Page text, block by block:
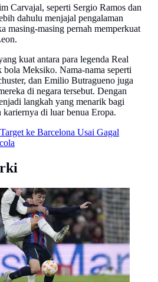
Carvajal, seperti Sergio Ramos dan
dahulu menjajal pengalaman
masing-masing pernah memperkuat
kuat antara para legenda Real
bola Meksiko. Nama-nama seperti
dan Emilio Butragueno juga
di negara tersebut. Dengan
langkah yang menarik bagi
di luar benua Eropa.
ke Barcelona Usai Gagal